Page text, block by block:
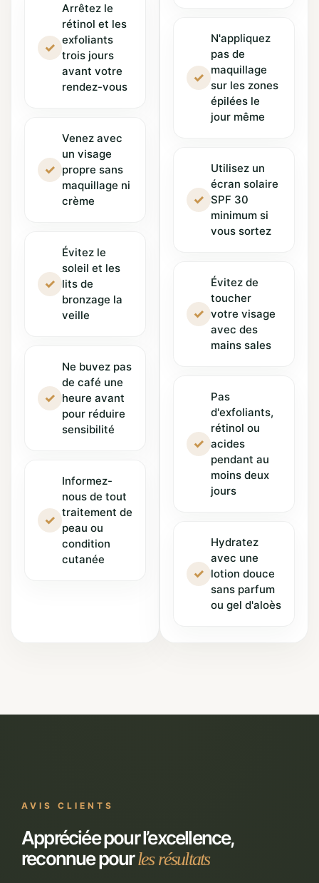
✓
Arrêtez le
rétinol et les
exfoliants
trois jours
avant votre
rendez-vous
✓
Venez avec
un visage
propre sans
maquillage ni
crème
✓
Évitez le
soleil et les
lits de
bronzage la
veille
✓
Ne buvez pas
de café une
heure avant
pour réduire
sensibilité
✓
Informez-
nous de tout
traitement de
peau ou
condition
cutanée
✓
N'appliquez
pas de
maquillage
sur les zones
épilées le
jour même
✓
Utilisez un
écran solaire
SPF 30
minimum si
vous sortez
✓
Évitez de
toucher
votre visage
avec des
mains sales
✓
Pas
d'exfoliants,
rétinol ou
acides
pendant au
moins deux
jours
✓
Hydratez
avec une
lotion douce
sans parfum
ou gel d'aloès
AVIS CLIENTS
Appréciée pour l’excellence,
reconnue pourles résultats